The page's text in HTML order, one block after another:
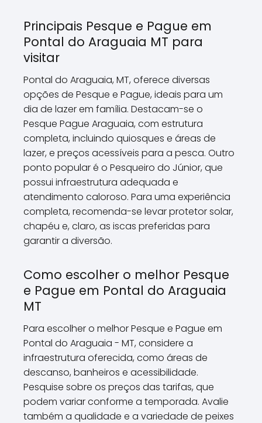
Principais Pesque e Pague em
Pontal do Araguaia MT para
visitar
Pontal do Araguaia, MT, oferece diversas
opções de Pesque e Pague, ideais para um
dia de lazer em família. Destacam-se o
Pesque Pague Araguaia, com estrutura
completa, incluindo quiosques e áreas de
lazer, e preços acessíveis para a pesca. Outro
ponto popular é o Pesqueiro do Júnior, que
possui infraestrutura adequada e
atendimento caloroso. Para uma experiência
completa, recomenda-se levar protetor solar,
chapéu e, claro, as iscas preferidas para
garantir a diversão.
Como escolher o melhor Pesque
e Pague em Pontal do Araguaia
MT
Para escolher o melhor Pesque e Pague em
Pontal do Araguaia - MT, considere a
infraestrutura oferecida, como áreas de
descanso, banheiros e acessibilidade.
Pesquise sobre os preços das tarifas, que
podem variar conforme a temporada. Avalie
também a qualidade e a variedade de peixes